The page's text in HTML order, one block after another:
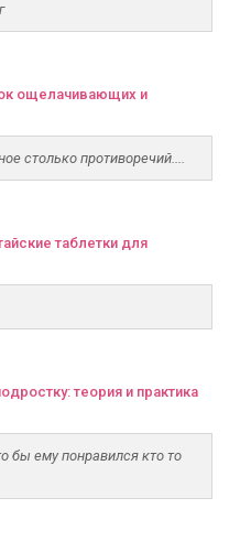
ощелачивающих и
столько противоречий....
таблетки для
теория и практика
бы ему понравился кто то